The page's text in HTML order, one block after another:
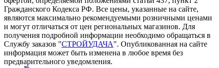
Гражданского Кодекса РФ. Все цены, указанные на сайте,
являются максимально рекомендуемыми розничными ценами
и могут отличаться от цен региональных магазинов. Для
получения подробной информации необходимо обращаться в
Службу заказов "СТРОЙУДАЧА". Опубликованная на сайте
информация может быть изменена в любое время без
предварительного уведомления.